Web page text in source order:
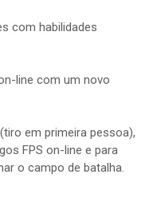
com habilidades
line com um novo
em primeira pessoa),
FPS on-line e para
o campo de batalha.